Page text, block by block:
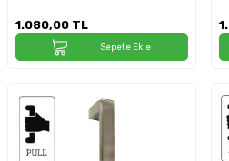
1.080,00 TL
Sepete Ekle